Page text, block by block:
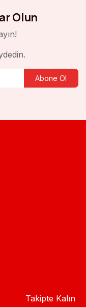
Olun
Abone Ol
Takipte Kalın